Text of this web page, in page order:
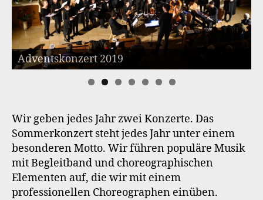
Adventskonzert 2019
Wir geben jedes Jahr zwei Konzerte. Das
Sommerkonzert steht jedes Jahr unter einem
besonderen Motto. Wir führen populäre Musik
mit Begleitband und choreographischen
Elementen auf, die wir mit einem
professionellen Choreographen einüben.